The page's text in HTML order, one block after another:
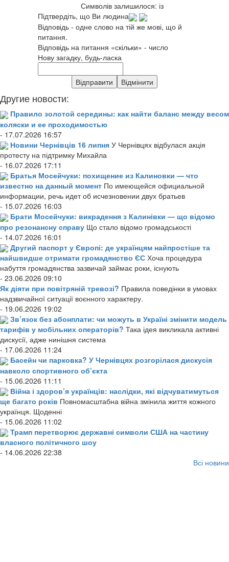
Символів залишилося: із
Підтвердіть, що Ви людина
Відповідь - одне слово на тій же мові, що й
питання.
Відповідь на питання «скільки» - число
Нову загадку, будь-ласка
Другие новости:
Правило золотой середины: как найти баланс между весом
коляски и ее проходимостью
- 17.07.2026 16:57
Новини Чернівців 16 липня У Чернівцях відбулася акція
протесту на підтримку Михайла
- 16.07.2026 17:11
Братья Мосейчуки: похищение из Калиновки — что
известно на данный момент По имеющейся официальной
информации, речь идет об исчезновении двух братьев
- 15.07.2026 16:03
Брати Мосейчуки: викрадення з Калинівки — що відомо
про резонансну справу Що стало відомо громадськості
- 14.07.2026 16:01
Другий паспорт у Європі: де українцям найпростіше та
найшвидше отримати громадянство ЄС Хоча процедура
набуття громадянства зазвичай займає роки, існують
- 23.06.2026 09:10
Як діяти при повітряній тревозі? Правила поведінки в умовах
надзвичайної ситуації воєнного характеру.
- 19.06.2026 19:02
Зв’язок без абонплати: чи можуть в Україні змінити модель
тарифів у мобільних операторів? Така ідея викликала активні
дискусії, адже нинішня система
- 17.06.2026 11:24
Басейн чи парковка? У Чернівцях розгорілася дискусія
навколо спортивного об’єкта
- 15.06.2026 11:11
Війна і здоров’я українців: наслідки, які відчуватимуться
ще багато років Повномасштабна війна змінила життя кожного
українця. Щоденні
- 15.06.2026 11:02
Трамп перетворює державні символи США на частину
власного політичного шоу
- 14.06.2026 22:38
Всі новини